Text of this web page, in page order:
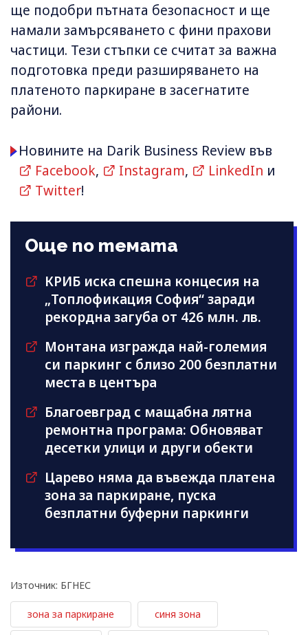
ще подобри пътната безопасност и ще
намали замърсяването с фини прахови
частици. Тези стъпки се считат за важна
подготовка преди разширяването на
платеното паркиране в засегнатите
райони.
Новините на Darik Business Review във
Facebook, Instagram, LinkedIn и
Twitter!
Още по темата
КРИБ иска спешна концесия на
„Топлофикация София“ заради
рекордна загуба от 426 млн. лв.
Монтана изгражда най-големия
си паркинг с близо 200 безплатни
места в центъра
Благоевград с мащабна лятна
ремонтна програма: Обновяват
десетки улици и други обекти
Царево няма да въвежда платена
зона за паркиране, пуска
безплатни буферни паркинги
Източник: БГНЕС
зона за паркиране синя зона